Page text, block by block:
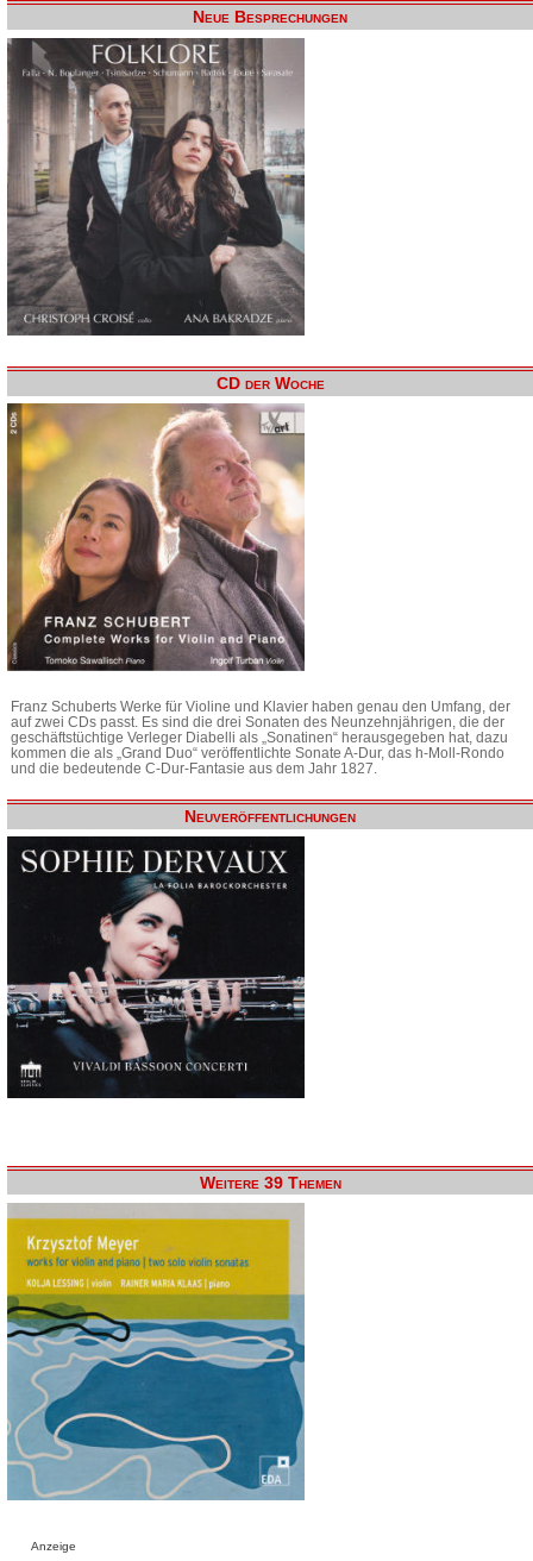
Neue Besprechungen
CD der Woche
Franz Schuberts Werke für Violine und Klavier haben genau den Umfang, der
auf zwei CDs passt. Es sind die drei Sonaten des Neunzehnjährigen, die der
geschäftstüchtige Verleger Diabelli als „Sonatinen“ herausgegeben hat, dazu
kommen die als „Grand Duo“ veröffentlichte Sonate A-Dur, das h-Moll-Rondo
und die bedeutende C-Dur-Fantasie aus dem Jahr 1827.
Neuveröffentlichungen
Weitere 39 Themen
Anzeige